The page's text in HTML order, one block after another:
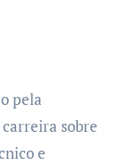
pela
sobre
e